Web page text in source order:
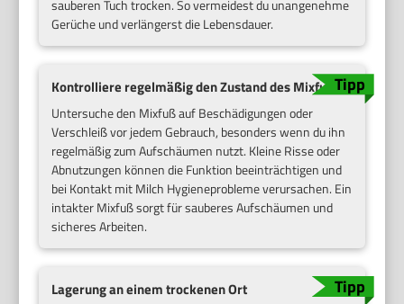
sauberen Tuch trocken. So vermeidest du unangenehme
Gerüche und verlängerst die Lebensdauer.
Kontrolliere regelmäßig den Zustand des Mixfußes
Untersuche den Mixfuß auf Beschädigungen oder
Verschleiß vor jedem Gebrauch, besonders wenn du ihn
regelmäßig zum Aufschäumen nutzt. Kleine Risse oder
Abnutzungen können die Funktion beeinträchtigen und
bei Kontakt mit Milch Hygieneprobleme verursachen. Ein
intakter Mixfuß sorgt für sauberes Aufschäumen und
sicheres Arbeiten.
Lagerung an einem trockenen Ort